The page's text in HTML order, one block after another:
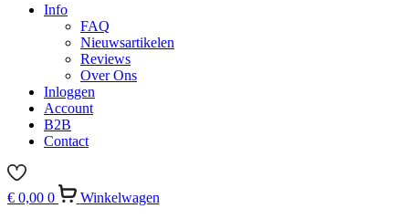
Info
FAQ
Nieuwsartikelen
Reviews
Over Ons
Inloggen
Account
B2B
Contact
€ 0,00 0
Winkelwagen